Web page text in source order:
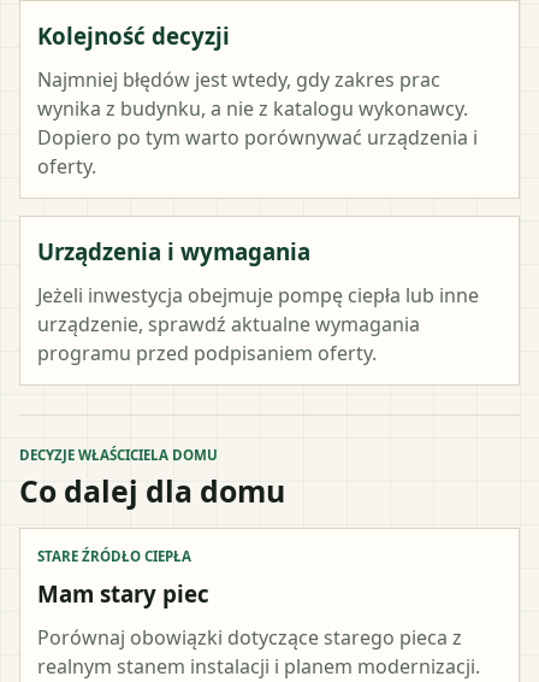
Kolejność decyzji
Najmniej błędów jest wtedy, gdy zakres prac
wynika z budynku, a nie z katalogu wykonawcy.
Dopiero po tym warto porównywać urządzenia i
oferty.
Urządzenia i wymagania
Jeżeli inwestycja obejmuje pompę ciepła lub inne
urządzenie, sprawdź aktualne wymagania
programu przed podpisaniem oferty.
DECYZJE WŁAŚCICIELA DOMU
Co dalej dla domu
STARE ŹRÓDŁO CIEPŁA
Mam stary piec
Porównaj obowiązki dotyczące starego pieca z
realnym stanem instalacji i planem modernizacji.